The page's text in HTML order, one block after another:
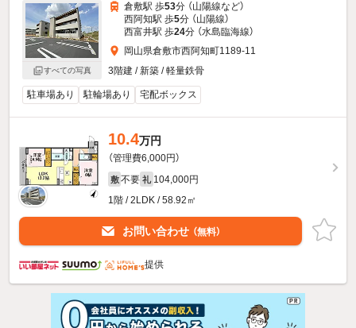
すべての写真
倉敷駅 歩53分 （山陽線など）
西阿知駅 歩5分 （山陽線）
西富井駅 歩24分 （水島臨海線）
岡山県倉敷市西阿知町1189-11
3階建 / 新築 / 軽量鉄骨
駐車場あり 駐輪場あり 宅配ボックス
10.4万円
（管理費6,000円）
敷 不要 礼 104,000円
1階 / 2LDK / 58.92㎡
お問い合わせ （無料）
提供